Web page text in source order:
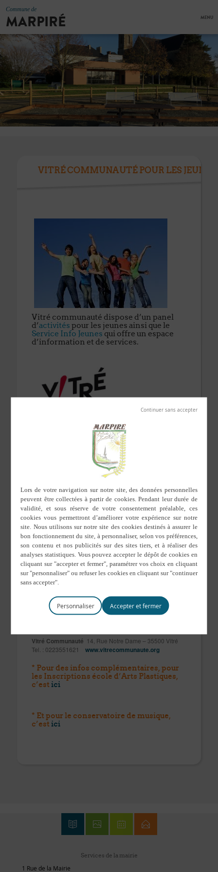
Commune de
MARPIRÉ MENU
VITRÉ COMMUNAUTÉ POUR LES JEUNES
Vitré communauté dispose d’un panel
d’activités pour les jeunes ainsi que le
Service Info Jeunes qui offre un espace
d’information et de services.
*Actions organisés pour les Jeunes,
Contacter :
Point Information Jeunesse de Vitré
Stéphanie Gardan-Frangeul
Vitré Communauté 14, Rue Notre Dame – 35500 Vitré
Tel. : 0223551621 www.vitrecommunaute.org
* Pour des infos complémentaires, pour
les Inscriptions école d’Arts Plastiques,
c’est ici
* Et pour le conservatoire de musique,
c’est ici
Services de la mairie
1 Rue de la Mairie
Personnaliser